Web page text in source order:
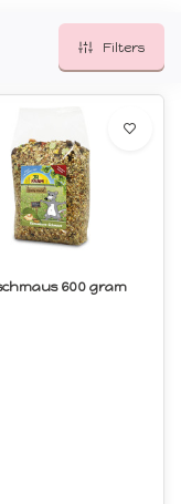
Filters
600 gram